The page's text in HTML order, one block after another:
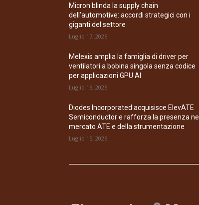
Micron blinda la supply chain
dell’automotive: accordi strategici con i
giganti del settore
Luglio 17, 2026
Melexis amplia la famiglia di driver per
ventilatori a bobina singola senza codice
per applicazioni GPU AI
Luglio 16, 2026
Diodes Incorporated acquisisce ElevATE
Semiconductor e rafforza la presenza nel
mercato ATE e della strumentazione
Luglio 15, 2026